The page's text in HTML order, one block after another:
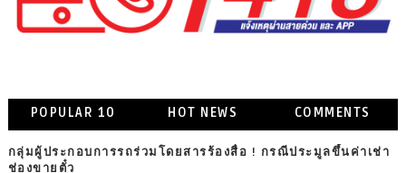
POPULAR 10 HOT NEWS COMMENTS
กลุ่มผู้ประกอบการรถร่วมโดยสารร้องสื่อ ! กรณีประมูลขึ้นค่าเช่า
ช่องขายตั๋ว